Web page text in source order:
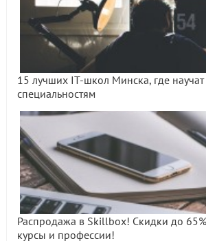
15 лучших IT-школ Минска, где
специальностям
Распродажа в Skillbox! Скидки до
курсы и профессии!